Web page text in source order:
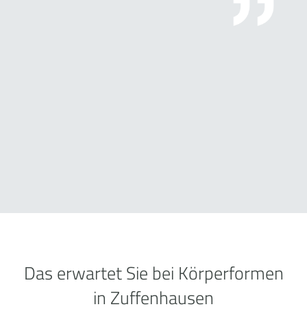
Das erwartet Sie bei Körperformen
in Zuffenhausen